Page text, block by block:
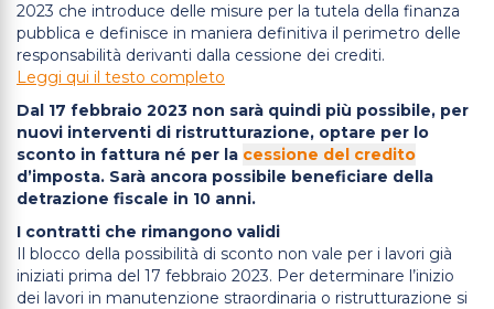
2023 che introduce delle misure per la tutela della finanza
pubblica e definisce in maniera definitiva il perimetro delle
responsabilità derivanti dalla cessione dei crediti.
Leggi qui il testo completo
Dal 17 febbraio 2023 non sarà quindi più possibile, per
nuovi interventi di ristrutturazione, optare per lo
sconto in fattura né per la cessione del credito
d’imposta. Sarà ancora possibile beneficiare della
detrazione fiscale in 10 anni.
I contratti che rimangono validi
Il blocco della possibilità di sconto non vale per i lavori già
iniziati prima del 17 febbraio 2023. Per determinare l’inizio
dei lavori in manutenzione straordinaria o ristrutturazione si